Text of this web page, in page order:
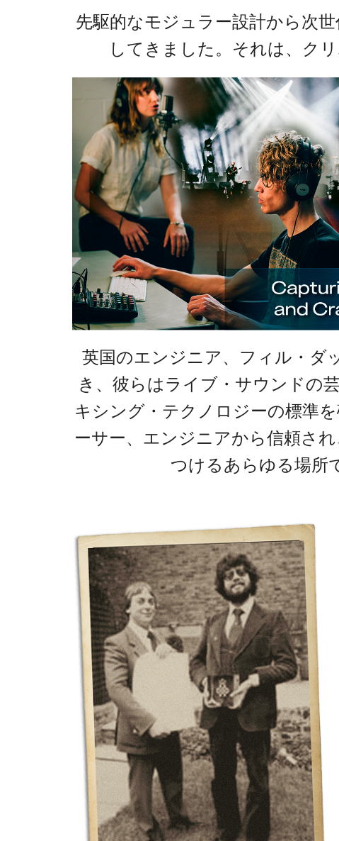
先駆的なモジュラー設計から次
してきました。それは、ク
英国のエンジニア、フィル・ダ
き、彼らはライブ・サウンドの
キシング・テクノロジーの標準
ーサー、エンジニアから信頼さ
つけるあらゆる場所